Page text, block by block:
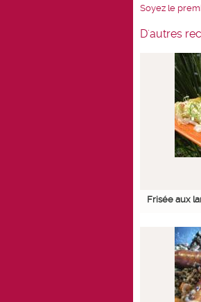
Soyez le
D'autres
Frisée aux